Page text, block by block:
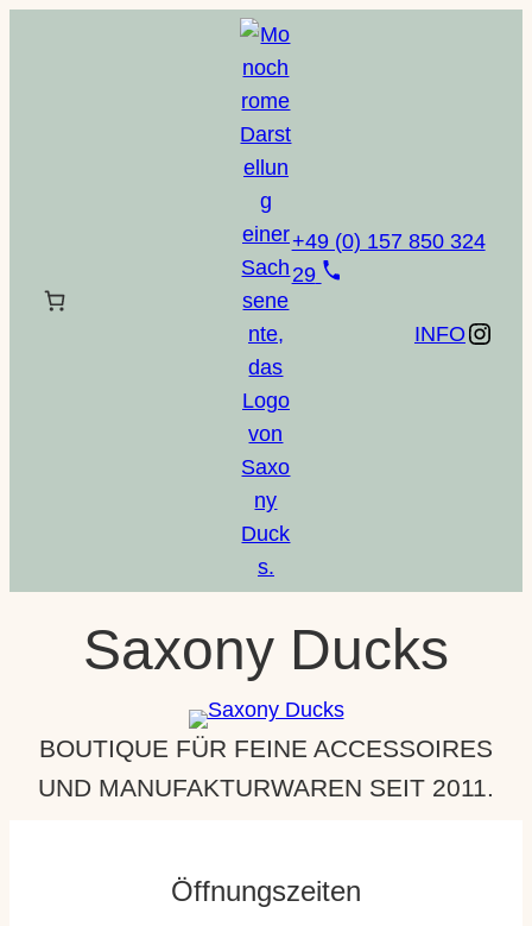
+49 (0) 157 850 324
29
INFOInstagram
Saxony Ducks
BOUTIQUE FÜR FEINE ACCESSOIRES
UND MANUFAKTURWAREN SEIT 2011.
Öffnungszeiten